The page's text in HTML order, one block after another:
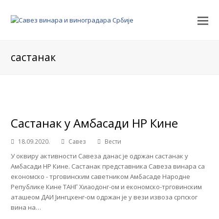
састанак
Састанак у Амбасади НР Кине
18.09.2020. Савез Вести
У оквиру активности Савеза данас је одржан састанак у
Амбасади НР Кине. Састанак представника Савеза винара са
економско - трговинским саветником Амбасаде Народне
Републике Кине ТАНГ Xиаодонг-ом и економско-трговинским
аташеом ДАИ Јингцхенг-ом одржан је у вези извоза српског
вина на…